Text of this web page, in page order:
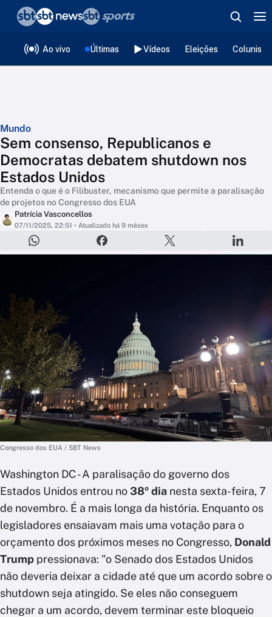
Ao vivo Últimas Vídeos Eleições
Mundo
Sem consenso, Republicanos e
Democratas debatem shutdown nos
Estados Unidos
Entenda o que é o Filibuster, mecanismo que permite a paralisação
de projetos no Congresso dos EUA
Patrícia Vasconcellos
07/11/2025, 22:51 • Atualizado há 9 mêses
Congresso dos EUA / SBT News
Washington DC - A paralisação do governo dos
Estados Unidos entrou no38º dia nesta sexta-feira, 7
de novembro. É a mais longa da história. Enquanto os
legisladores ensaiavam mais uma votação para o
orçamento dos próximos meses no Congresso, Donald
Trump pressionava: "o Senado dos Estados Unidos
não deveria deixar a cidade até que um acordo sobre o
shutdown seja atingido. Se eles não conseguem
chegar a um acordo, devem terminar este bloqueio
❮voltar
Editorias